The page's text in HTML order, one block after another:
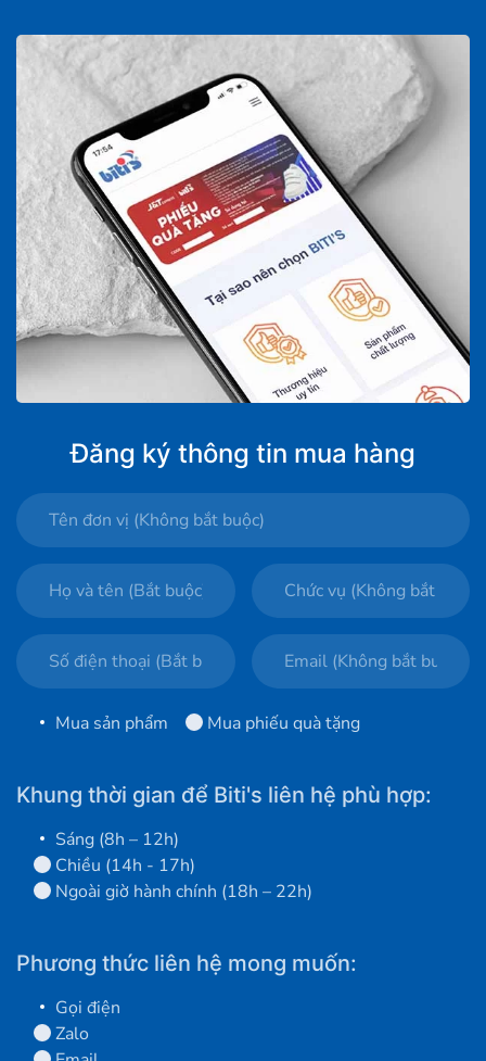
Đăng ký thông tin mua hàng
Mua sản phẩm Mua phiếu quà tặng
Khung thời gian để Biti's liên hệ phù hợp:
Sáng (8h – 12h)
Chiều (14h - 17h)
Ngoài giờ hành chính (18h – 22h)
Phương thức liên hệ mong muốn:
Gọi điện
Zalo